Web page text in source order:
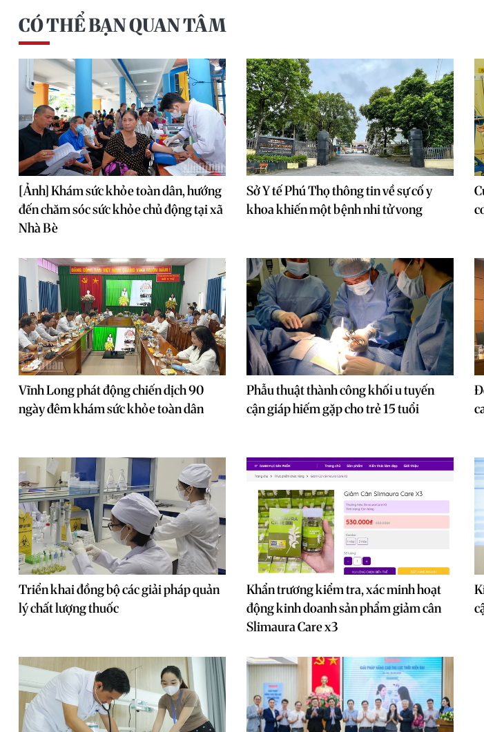
CÓ THỂ BẠN QUAN TÂM
[Ảnh] Khám sức khỏe toàn dân, hướng
đến chăm sóc sức khỏe chủ động tại xã
Nhà Bè
Sở Y tế Phú Thọ thông tin về sự cố y
khoa khiến một bệnh nhi tử vong
Vĩnh Long phát động chiến dịch 90
ngày đêm khám sức khỏe toàn dân
Phẫu thuật thành công khối u tuyến
cận giáp hiếm gặp cho trẻ 15 tuổi
Triển khai đồng bộ các giải pháp quản
lý chất lượng thuốc
Khẩn trương kiểm tra, xác minh hoạt
động kinh doanh sản phẩm giảm cân
Slimaura Care x3